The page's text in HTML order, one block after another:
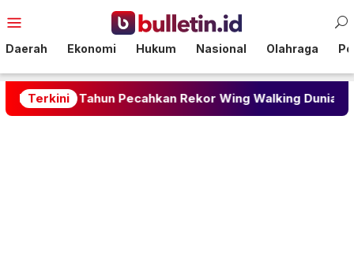
ke
Mobile
Daerah Ekonomi Hukum Nasional Olahraga
Terkini
97 Tahun Pecahkan Rekor Wing Walking Dunia